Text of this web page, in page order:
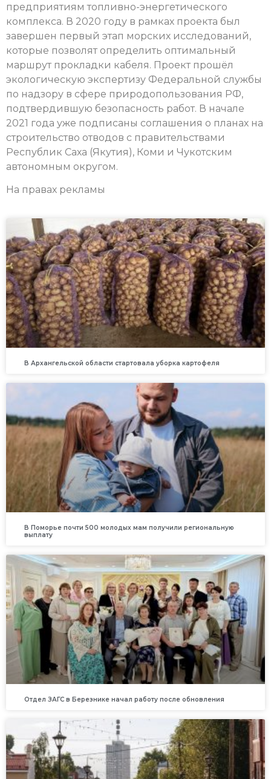
предприятиям топливно-энергетического
комплекса. В 2020 году в рамках проекта был
завершен первый этап морских исследований,
которые позволят определить оптимальный
маршрут прокладки кабеля. Проект прошёл
экологическую экспертизу Федеральной службы
по надзору в сфере природопользования РФ,
подтвердившую безопасность работ. В начале
2021 года уже подписаны соглашения о планах на
строительство отводов с правительствами
Республик Саха (Якутия), Коми и Чукотским
автономным округом.
На правах рекламы
В Архангельской области стартовала уборка картофеля
В Поморье почти 500 молодых мам получили региональную
выплату
Отдел ЗАГС в Березнике начал работу после обновления